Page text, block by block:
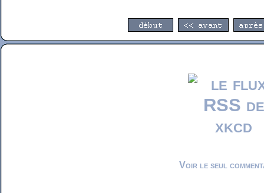
Voir le seul